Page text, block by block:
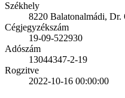
Székhely
8220 Balatonalmádi, Dr.
Cégjegyzékszám
19-09-522930
Adószám
13044347-2-19
Rogzitve
2022-10-16 00:00:00